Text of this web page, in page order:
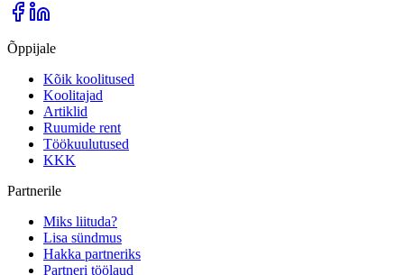
Õppijale
Kõik koolitused
Koolitajad
Artiklid
Ruumide rent
Töökuulutused
KKK
Partnerile
Miks liituda?
Lisa sündmus
Hakka partneriks
Partneri töölaud